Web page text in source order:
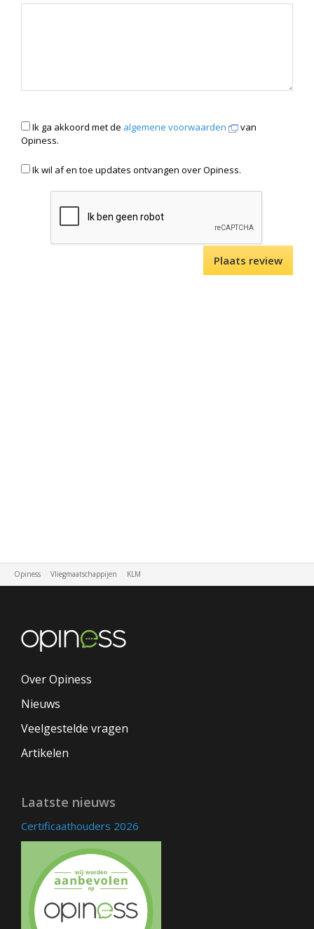
Ik ga akkoord met de algemene voorwaarden
van
Opiness.
Ik wil af en toe updates ontvangen over Opiness.
Opiness Vliegmaatschappijen KLM
Over Opiness
Nieuws
Veelgestelde vragen
Artikelen
Laatste nieuws
Certificaathouders 2026